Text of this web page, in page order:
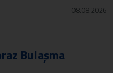
08.08.2026
Bulaşma